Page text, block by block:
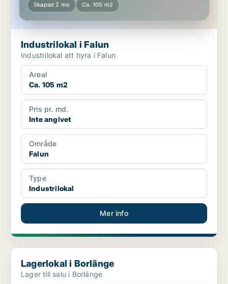
Skapad 2 mo Ca. 105 m2
Industrilokal i Falun
Industrilokal att hyra i Falun
Areal
Ca. 105 m2
Pris pr. md.
Inte angivet
Område
Falun
Type
Industrilokal
Mer info
Lagerlokal i Borlänge
Lagerlokal i Borlänge
Lager till salu i Borlänge